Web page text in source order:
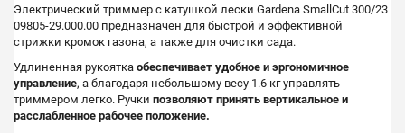
Электрический триммер с катушкой лески Gardena SmallCut 300/23
09805-29.000.00 предназначен для быстрой и эффективной
стрижки кромок газона, а также для очистки сада.
Удлиненная рукоятка обеспечивает удобное и эргономичное
управление, а благодаря небольшому весу 1.6 кг управлять
триммером легко. Ручки позволяют принять вертикальное и
расслабленное рабочее положение.